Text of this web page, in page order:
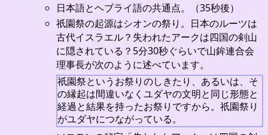
日本語とヘブライ語の共通点。（35秒後）
祇園祭の起源はシオンの祭り。日本のルーツは
古代イスラエル？失われたアークは四国の剣山
に隠されている？5分30秒ぐらいで山鉾連合会
理事長が次のように述べています。
祇園祭というお祭りのしきたり、あるいは、そ
の縁起は間違いなくユダヤの文明と同じ形態と
経過と結果を持ったお祭りですから。祇園祭り
がユダヤにつながっている。